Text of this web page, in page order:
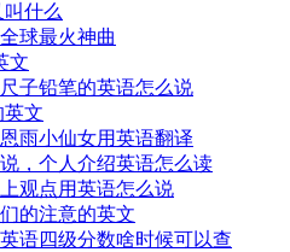
什么
球最火神曲
文
子铅笔的英语怎么说
英文
雨小仙女用英语翻译
，个人介绍英语怎么读
观点用英语怎么说
的注意的英文
语四级分数啥时候可以查